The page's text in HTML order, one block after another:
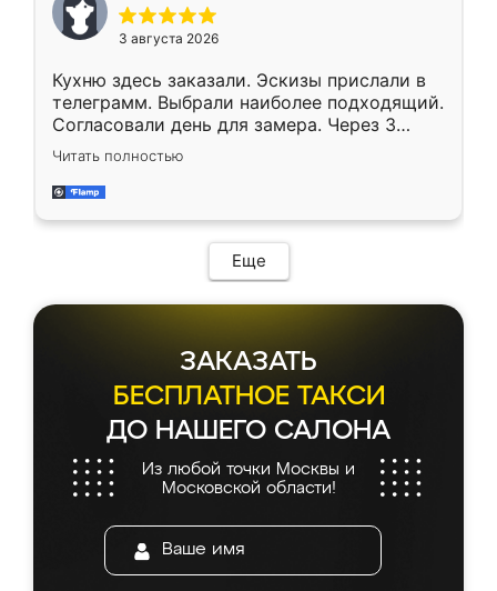
3 августа 2026
Кухню здесь заказали. Эскизы прислали в
телеграмм. Выбрали наиболее подходящий.
Согласовали день для замера. Через 3
недели кухня была уже готова. Остались
довольны работой. Спасибо Ренессанс
мебель за качественную работу!
Читать полностью
Еще
ЗАКАЗАТЬ
БЕСПЛАТНОЕ ТАКСИ
ДО НАШЕГО САЛОНА
Из любой точки Москвы и
Московской области!